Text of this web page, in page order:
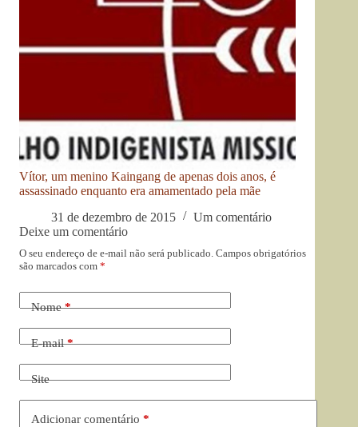
Vítor, um menino Kaingang de apenas dois anos, é
assassinado enquanto era amamentado pela mãe
31 de dezembro de 2015
Um comentário
Deixe um comentário
O seu endereço de e-mail não será publicado. Campos obrigatórios
são marcados com *
Nome*
E-mail*
Site
Adicionar comentário *